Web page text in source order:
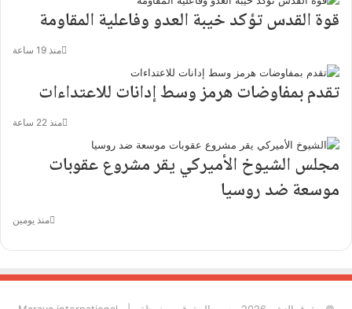
قوة القدس تؤكد خيبة العدو وفاعلية المقاومة
منذ 19 ساعة
تقدم بمفاوضات هرمز وسط إدانات للاعتداءات
منذ 22 ساعة
مجلس الشيوخ الأميركي يقر مشروع عقوبات
موسعة ضد روسيا
منذ يومين